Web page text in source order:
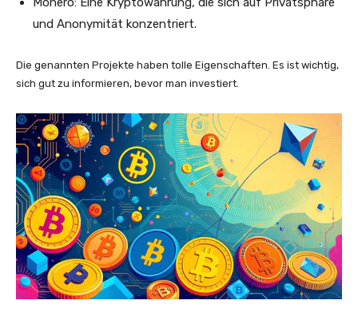
und Anonymität konzentriert.
Die genannten Projekte haben tolle Eigenschaften. Es ist wichtig,
sich gut zu informieren, bevor man investiert.